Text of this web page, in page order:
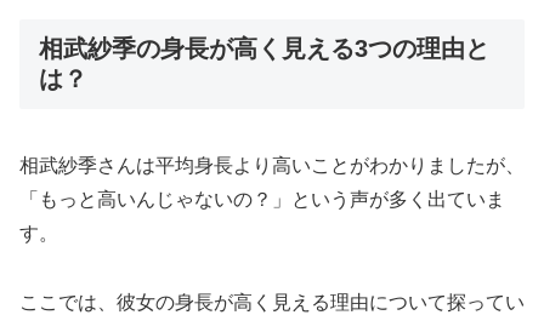
相武紗季の身長が高く見える3つの理由と
は？
相武紗季さんは平均身長より高いことがわかりましたが、
「もっと高いんじゃないの？」という声が多く出ていま
す。
ここでは、彼女の身長が高く見える理由について探ってい